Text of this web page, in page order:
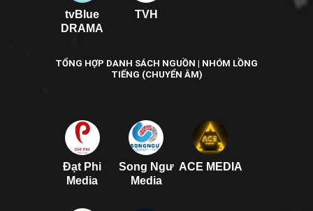
tvBlue
DRAMA
TVH
TỔNG HỢP DANH SÁCH NGUỒN | NHÓM LỒNG
TIẾNG (CHUYỂN ÂM)
Đạt Phi
Media
Song Ngư
Media
ACE MEDIA